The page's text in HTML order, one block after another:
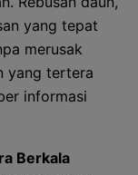
yang tepat
merusak
yang tertera
informasi
Berkala